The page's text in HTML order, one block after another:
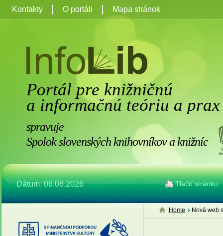
Portál pre knižničnú
a informačnú teóriu a prax
spravuje
Spolok slovenských knihovníkov a knižníc
Dátum: 06.08.2026 Tlačiť stránku
Kontakty O portáli Mapa stránok
Home Nová web